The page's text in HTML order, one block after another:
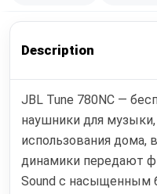
Description
JBL Tune 780NC —
наушники для
использования дома,
динамики передают
Sound с насыщенным